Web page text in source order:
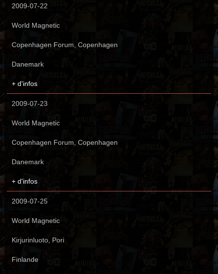
2009-07-22
World Magnetic
Copenhagen Forum, Copenhagen
Danemark
+ d'infos
2009-07-23
World Magnetic
Copenhagen Forum, Copenhagen
Danemark
+ d'infos
2009-07-25
World Magnetic
Kirjurinluoto, Pori
Finlande